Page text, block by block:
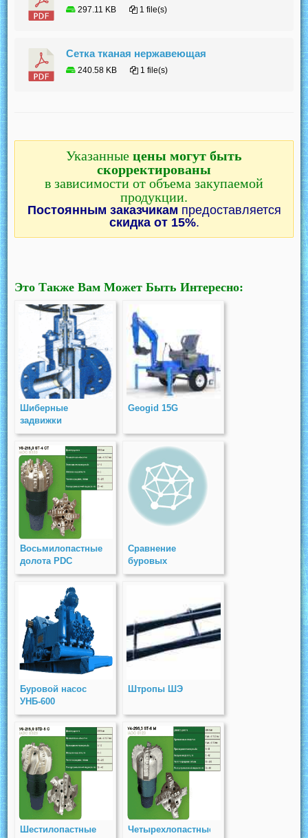
297.11 KB 1 file(s)
Сетка тканая нержавеющая
240.58 KB 1 file(s)
Указанные цены могут быть
скорректированы
в зависимости от объема закупаемой
продукции.
Постоянным заказчикам предоставляется
скидка от 15%.
Это Также Вам Может Быть Интересно:
Шиберные
задвижки
Geogid 15G
Восьмилопастные
долота PDC
Сравнение
буровых
установок с
Буровой насос
УНБ-600
Штропы ШЭ
Шестилопастные
Четырехлопастные